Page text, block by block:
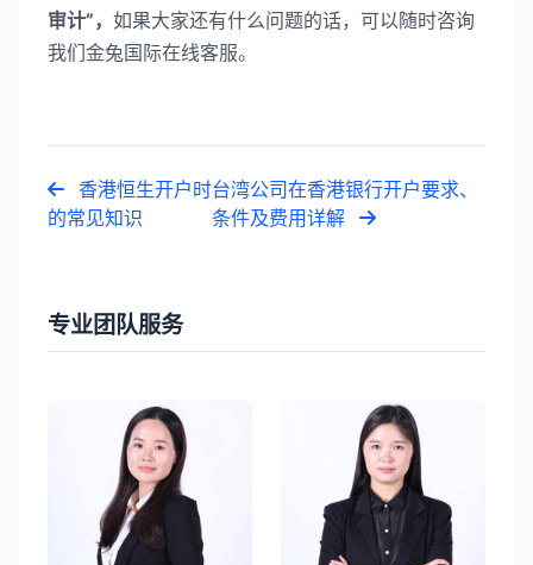
审计”， 如果大家还有什么问题的话，可以随时咨询
我们金兔国际在线客服。
香港恒生开户时
的常见知识
台湾公司在香港银行开户要求、
条件及费用详解
专业团队服务